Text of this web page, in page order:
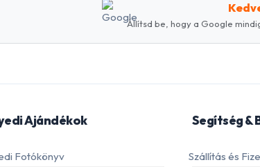
Állítsd be, hogy a Google
Ajándékok
Fotókönyv
Segítség &
Szállítás és